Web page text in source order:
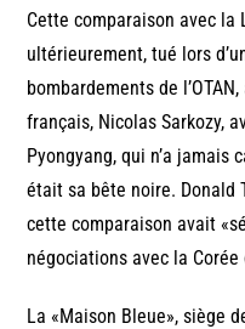
Cette comparaison avec la
ultérieurement, tué lors
bombardements de
français, Nicolas Sarkozy,
Pyongyang, qui n’a jamais
était sa bête noire. Donald
cette comparaison avait
négociations avec la Corée
La «Maison Bleue», siège